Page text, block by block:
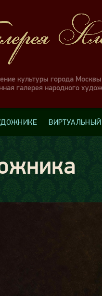
культуры города Москвы
галерея народного
ВИРТУАЛЬНЫЙ